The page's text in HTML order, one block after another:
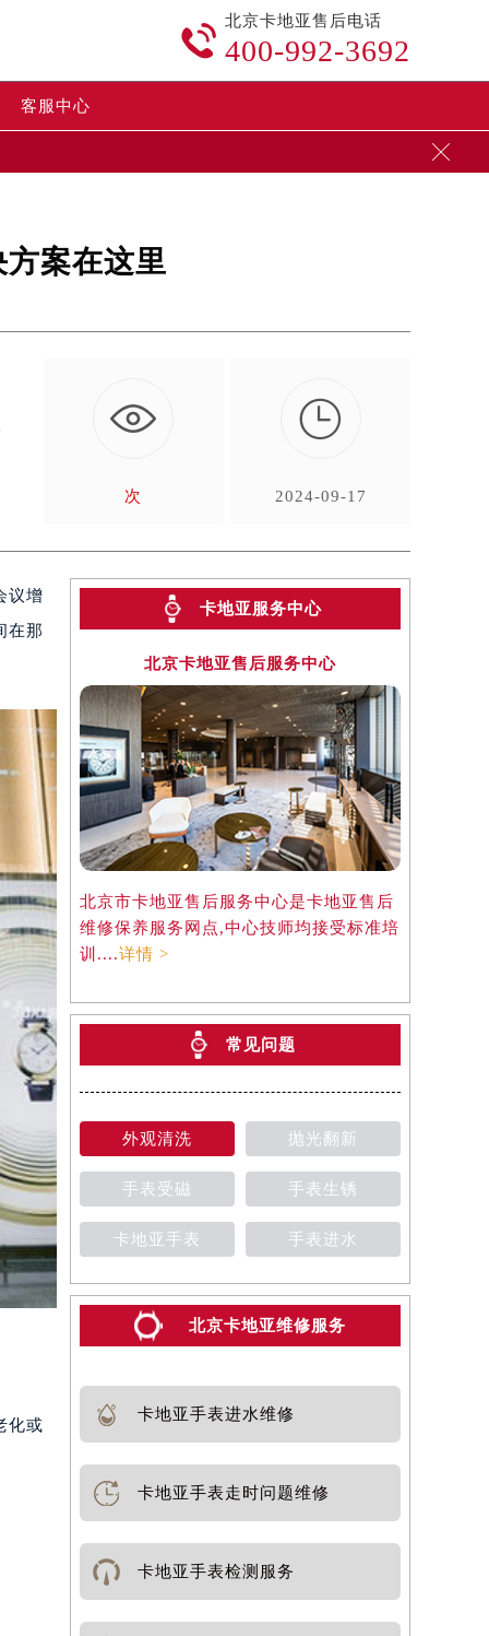

北京卡地亚售后电话
400-992-3692
客服中心

案在这里
次

2024-09-17
议增
在那
化或
卡地亚服务中心
北京卡地亚售后服务中心
北京市卡地亚售后服务中心是卡地亚售后
维修保养服务网点,中心技师均接受标准培
训....详情 >
常见问题
外观清洗 抛光翻新
手表受磁 手表生锈
卡地亚手表 手表进水
北京卡地亚维修服务
卡地亚手表进水维修
卡地亚手表走时问题维修
卡地亚手表检测服务